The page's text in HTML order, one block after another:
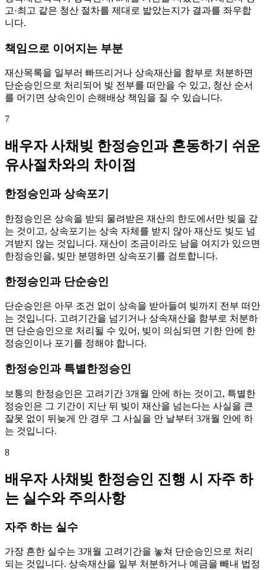
고·최고 같은 청산 절차를 제대로 밟았는지가 결과를 좌우합
니다.
책임으로 이어지는 부분
재산목록을 일부러 빠뜨리거나 상속재산을 함부로 처분하면
단순승인으로 처리되어 빚 전부를 떠안을 수 있고, 청산 순서
를 어기면 상속인이 손해배상 책임을 질 수 있습니다.
7
배우자 사채빚 한정승인과 혼동하기 쉬운
유사절차와의 차이점
한정승인과 상속포기
한정승인은 상속을 받되 물려받은 재산의 한도에서만 빚을 갚
는 것이고, 상속포기는 상속 자체를 받지 않아 재산도 빚도 넘
겨받지 않는 것입니다. 재산이 조금이라도 남을 여지가 있으면
한정승인을, 빚만 분명하면 상속포기를 검토합니다.
한정승인과 단순승인
단순승인은 아무 조건 없이 상속을 받아들여 빚까지 전부 떠안
는 것입니다. 고려기간을 넘기거나 상속재산을 함부로 처분하
면 단순승인으로 처리될 수 있어, 빚이 의심되면 기한 안에 한
정승인이나 포기를 정해야 합니다.
한정승인과 특별한정승인
보통의 한정승인은 고려기간 3개월 안에 하는 것이고, 특별한
정승인은 그 기간이 지난 뒤 빚이 재산을 넘는다는 사실을 큰
잘못 없이 뒤늦게 안 경우 그 사실을 안 날부터 3개월 안에 하
는 것입니다.
8
배우자 사채빚 한정승인 진행 시 자주 하
는 실수와 주의사항
자주 하는 실수
가장 흔한 실수는 3개월 고려기간을 놓쳐 단순승인으로 처리
되는 것입니다. 상속재산을 일부 처분하거나 예금을 빼내 법정